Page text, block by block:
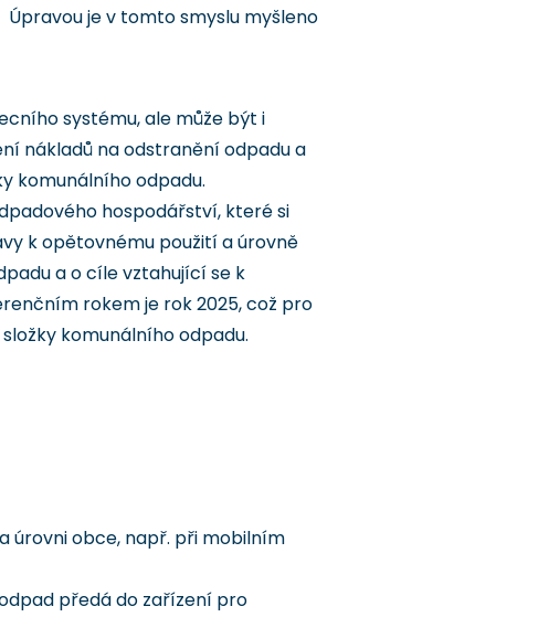
je v tomto smyslu myšleno
systému, ale může být i
nákladů na odstranění odpadu a
komunálního odpadu.
hospodářství, které si
k opětovnému použití a úrovně
a o cíle vztahující se k
rokem je rok 2025, což pro
komunálního odpadu.
úrovni obce, např. při mobilním
předá do zařízení pro